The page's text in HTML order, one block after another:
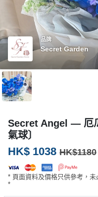
服
務
及
產
品
類
P
a
r
活
動
類
品牌
Secret Garden
Secret Angel — 厄
氣球〕
HK$ 1038 HK$1180
* 頁面資料及價格只供參考，
*